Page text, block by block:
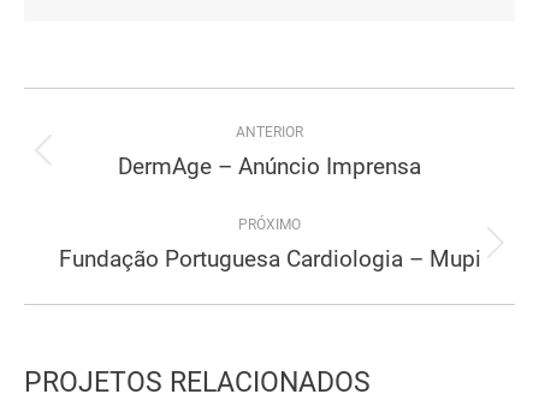
navigation
ANTERIOR
Previous
DermAge – Anúncio Imprensa
PRÓXIMO
Next
Fundação Portuguesa Cardiologia – Mupi
PROJETOS RELACIONADOS